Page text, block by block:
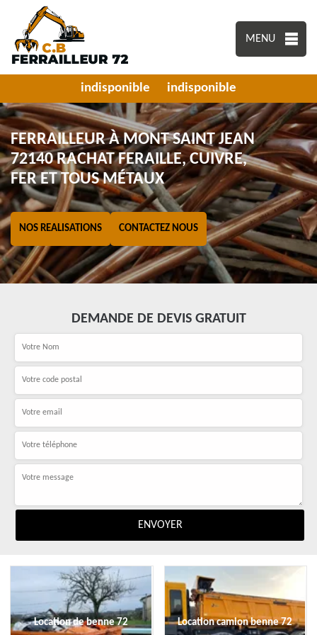
MENU
indisponible indisponible
FERRAILLEUR À MONT SAINT JEAN
72140 RACHAT FERAILLE, CUIVRE,
FER ET TOUS MÉTAUX
NOS REALISATIONS CONTACTEZ NOUS
DEMANDE DE DEVIS GRATUIT
Location de benne 72 Location camion benne 72